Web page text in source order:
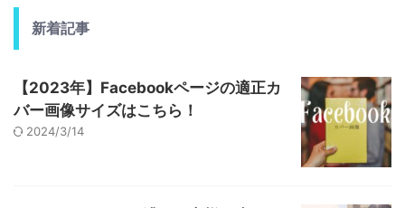
新着記事
【2023年】Facebookページの適正カ
バー画像サイズはこちら！
2024/3/14